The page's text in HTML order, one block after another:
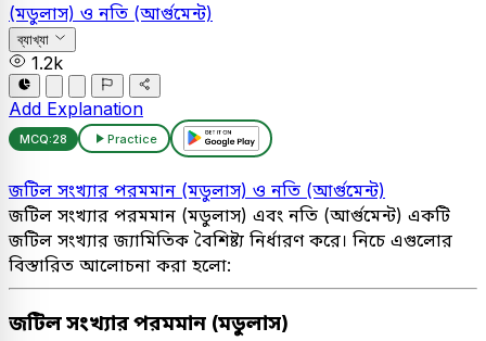
(মডুলাস) ও নতি (আর্গুমেন্ট)
ব্যাখ্যা
1.2k
Add Explanation
MCQ:28 Practice
জটিল সংখ্যার পরমমান (মডুলাস) ও নতি (আর্গুমেন্ট)
জটিল সংখ্যার পরমমান (মডুলাস) এবং নতি (আর্গুমেন্ট) একটি
জটিল সংখ্যার জ্যামিতিক বৈশিষ্ট্য নির্ধারণ করে। নিচে এগুলোর
বিস্তারিত আলোচনা করা হলো:
জটিল সংখ্যার পরমমান (মডুলাস)